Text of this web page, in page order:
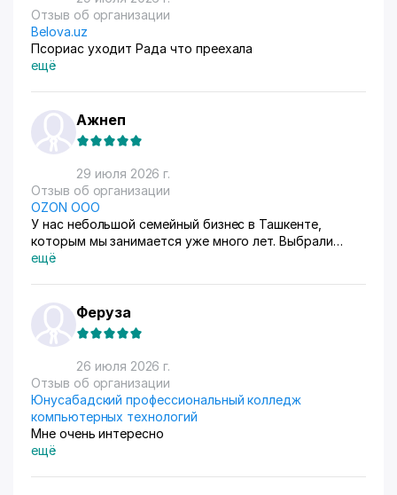
Отзыв об организации
Belova.uz
Псориас уходит Рада что преехала
ещё
Ажнеп
29 июля 2026 г.
Отзыв об организации
OZON ООО
У нас небольшой семейный бизнес в Ташкенте,
которым мы занимается уже много лет. Выбрали
схему ФБС, для нашего Узбекистана это пока
приема. Покупатели из рахных стран берут, из
России особенно много, узбекский хлопок там
любят) За продажами следим через приложение, оно
очень помогает все контролировать, да и удобное
само по себе
ещё
Феруза
26 июля 2026 г.
Отзыв об организации
Юнусабадский профессиональный колледж
компьютерных технологий
Мне очень интересно
ещё